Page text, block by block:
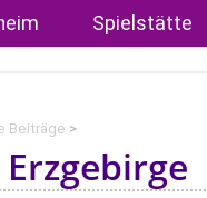
Spielstätte
Beiträge >